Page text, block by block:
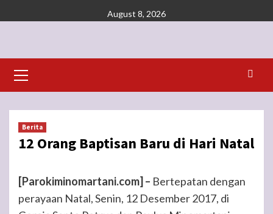
to
August 8, 2026
Menu
Berita
12 Orang Baptisan Baru di Hari Natal
[Parokiminomartani.com] – Bertepatan dengan
perayaan Natal, Senin, 12 Desember 2017, di